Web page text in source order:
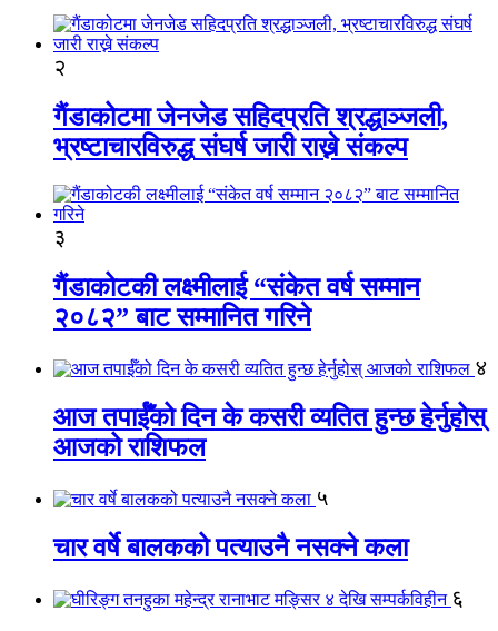
२
गैंडाकोटमा जेनजेड सहिदप्रति श्रद्धाञ्जली,
भ्रष्टाचारविरुद्ध संघर्ष जारी राख्ने संकल्प
३
गैंडाकोटकी लक्ष्मीलाई “संकेत वर्ष सम्मान
२०८२” बाट सम्मानित गरिने
४
आज तपाईँको दिन के कसरी व्यतित हुन्छ हेर्नुहोस्
आजको राशिफल
५
चार वर्षे बालकको पत्याउनै नसक्ने कला
६